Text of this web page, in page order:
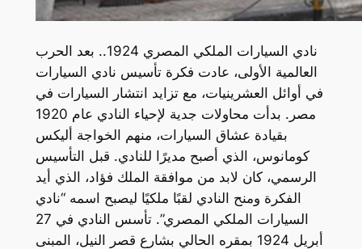
نادي السيارات الملكي المصري 1924.. بعد الحرب
العالمية الأولى، عادت فكرة تأسيس نادي السيارات
في أوائل العشرينيات، مع تزايد انتشار السيارات في
مصر. بدأت محاولات جدية لإحياء النادي عام 1920
بقيادة عشاق السيارات، منهم الخواجة أليكس
كومانوس، الذي أصبح مديرًا للنادي. قبل التأسيس
الرسمي، كان لابد من موافقة الملك فؤاد، الذي أيد
الفكرة ومنح النادي لقبًا ملكيًا ليصبح اسمه “نادي
السيارات الملكي المصري”. تأسس النادي في 27
أبريل 1924 بمقره الحالي بشارع قصر النيل، المبنى